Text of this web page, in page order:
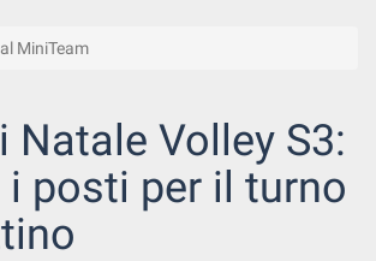
MiniTeam
Natale Volley S3:
posti per il turno